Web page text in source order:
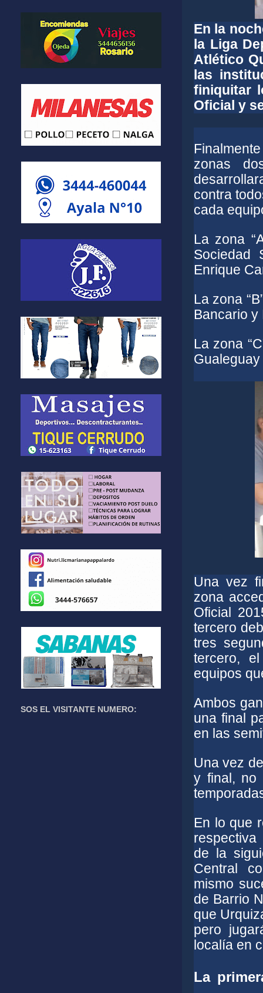
En la
la Liga
Atlético
las
finiquitar
Oficial y
zonas
contra
cada
La zona
Sociedad
Enrique
La zona
Bancario y
La zona
Una vez
zona
Oficial
tercero
tres
tercero,
equipos
Ambos
una final
en las
Una vez
y final, no
En lo que
de la
Central
mismo
de Barrio
que
pero
localía en
La
SOS EL VISITANTE NUMERO: